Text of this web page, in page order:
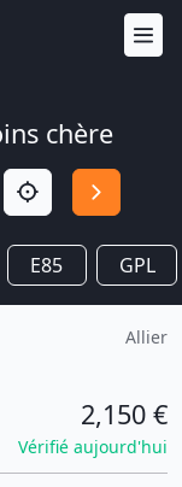
chère
E85 GPL
Allier
2,150 €
Vérifié aujourd'hui